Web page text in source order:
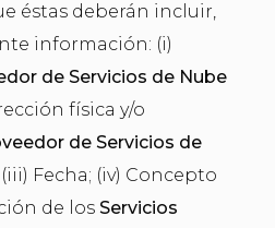
éstas deberán incluir,
información: (i)
de Servicios de Nube
física y/o
de Servicios de
(iii) Fecha; (iv) Concepto
de los Servicios